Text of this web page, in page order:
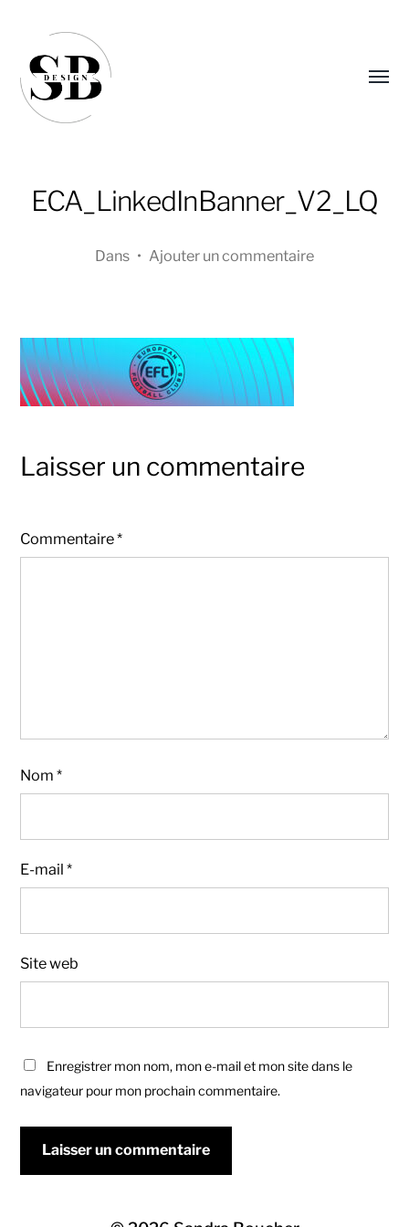
Sandra
Boucher
ECA_LinkedInBanner_V2_LQ
Dans • Ajouter un commentaire
Laisser un commentaire
Commentaire*
Nom*
E-mail*
Site web
Enregistrer mon nom, mon e-mail et mon site dans le
navigateur pour mon prochain commentaire.